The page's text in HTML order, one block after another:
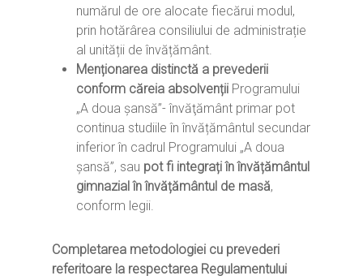
numărul de ore alocate fiecărui modul,
prin hotărârea consiliului de administrație
al unității de învățământ.
Menționarea distinctă a prevederii
conform căreia absolvenții Programului
„A doua șansă”- învăţământ primar pot
continua studiile în învățământul secundar
inferior în cadrul Programului „A doua
șansă”, sau pot fi integrați în învățământul
gimnazial în învățământul de masă,
conform legii.
Completarea metodologiei cu prevederi
referitoare la respectarea Regulamentului